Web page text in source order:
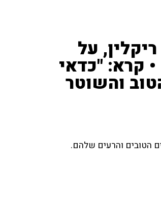
על
קרא: "כדאי
והשוטר
הטובים והרעים שלהם.